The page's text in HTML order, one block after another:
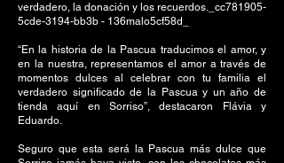
verdadero, la donación y los recuerdos._cc781905-
5cde-3194-bb3b - 136malo5cf58d_
“En la historia de la Pascua traducimos el amor, y
en la nuestra, representamos el amor a través de
momentos dulces al celebrar con tu familia el
verdadero significado de la Pascua y un año de
tienda aquí en Sorriso”, destacaron Flávia y
Eduardo.
Seguro que esta será la Pascua más dulce que